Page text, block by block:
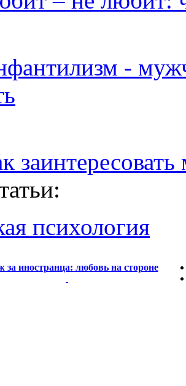
-
психология
за иностранца: любовь на стороне